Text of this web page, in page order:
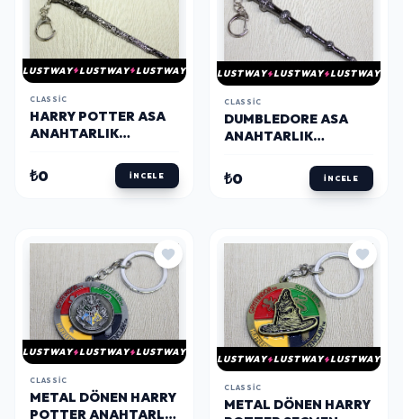
LUSTWAY LUSTWAY LUSTWAY
CLASSIC
HARRY POTTER ASA
ANAHTARLIK
₺0 İNCELE
LUSTWAY LUSTWAY LUSTWAY
CLASSIC
DUMBLEDORE ASA
ANAHTARLIK
₺0 İNCELE
LUSTWAY LUSTWAY LUSTWAY
CLASSIC
METAL DÖNEN HARRY
POTTER ANAHTARLIK
LUSTWAY LUSTWAY LUSTWAY
CLASSIC
METAL DÖNEN HARRY